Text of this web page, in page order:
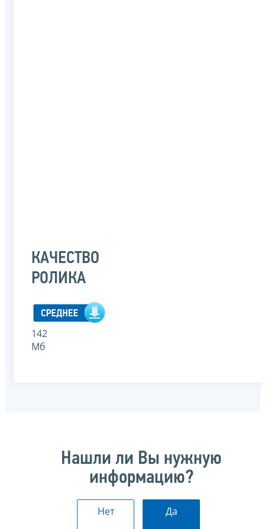
КАЧЕСТВО
РОЛИКА
142
Мб
Нашли ли Вы нужную
информацию?
Нет Да